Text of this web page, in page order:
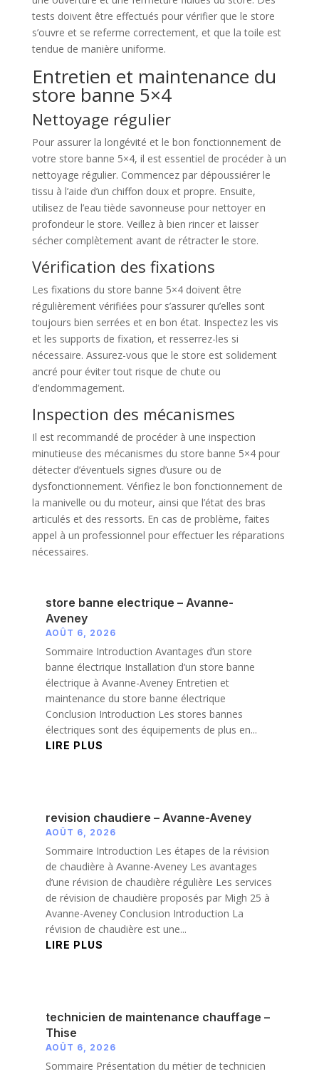
tests doivent être effectués pour vérifier que le store
s’ouvre et se referme correctement, et que la toile est
tendue de manière uniforme.
Entretien et maintenance du
store banne 5×4
Nettoyage régulier
Pour assurer la longévité et le bon fonctionnement de
votre store banne 5×4, il est essentiel de procéder à un
nettoyage régulier. Commencez par dépoussiérer le
tissu à l’aide d’un chiffon doux et propre. Ensuite,
utilisez de l’eau tiède savonneuse pour nettoyer en
profondeur le store. Veillez à bien rincer et laisser
sécher complètement avant de rétracter le store.
Vérification des fixations
Les fixations du store banne 5×4 doivent être
régulièrement vérifiées pour s’assurer qu’elles sont
toujours bien serrées et en bon état. Inspectez les vis
et les supports de fixation, et resserrez-les si
nécessaire. Assurez-vous que le store est solidement
ancré pour éviter tout risque de chute ou
d’endommagement.
Inspection des mécanismes
Il est recommandé de procéder à une inspection
minutieuse des mécanismes du store banne 5×4 pour
détecter d’éventuels signes d’usure ou de
dysfonctionnement. Vérifiez le bon fonctionnement de
la manivelle ou du moteur, ainsi que l’état des bras
articulés et des ressorts. En cas de problème, faites
appel à un professionnel pour effectuer les réparations
nécessaires.
store banne electrique – Avanne-
Aveney
AOÛT 6, 2026
Sommaire Introduction Avantages d’un store
banne électrique Installation d’un store banne
électrique à Avanne-Aveney Entretien et
maintenance du store banne électrique
Conclusion Introduction Les stores bannes
électriques sont des équipements de plus en...
LIRE PLUS
revision chaudiere – Avanne-Aveney
AOÛT 6, 2026
Sommaire Introduction Les étapes de la révision
de chaudière à Avanne-Aveney Les avantages
d’une révision de chaudière régulière Les services
de révision de chaudière proposés par Migh 25 à
Avanne-Aveney Conclusion Introduction La
révision de chaudière est une...
LIRE PLUS
technicien de maintenance chauffage –
Thise
AOÛT 6, 2026
Sommaire Présentation du métier de technicien